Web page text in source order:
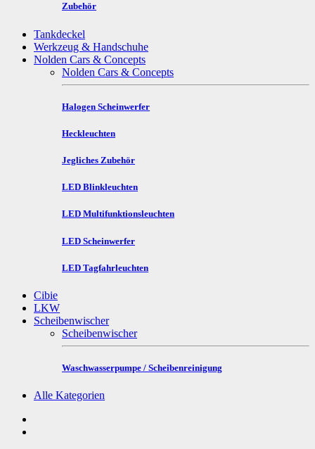
Zubehör
Tankdeckel
Werkzeug & Handschuhe
Nolden Cars & Concepts
Nolden Cars & Concepts
Halogen Scheinwerfer
Heckleuchten
Jegliches Zubehör
LED Blinkleuchten
LED Multifunktionsleuchten
LED Scheinwerfer
LED Tagfahrleuchten
Cibie
LKW
Scheibenwischer
Scheibenwischer
Waschwasserpumpe / Scheibenreinigung
Alle Kategorien